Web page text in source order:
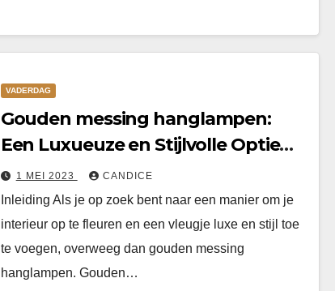
VADERDAG
Gouden messing hanglampen:
Een Luxueuze en Stijlvolle Optie
voor Jouw Interieur
1 MEI 2023 CANDICE
Inleiding Als je op zoek bent naar een manier om je
interieur op te fleuren en een vleugje luxe en stijl toe
te voegen, overweeg dan gouden messing
hanglampen. Gouden…